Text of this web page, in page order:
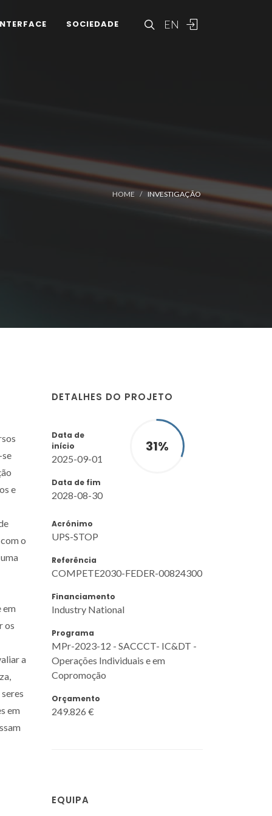
EN
SOCIEDADE
HOME INVESTIGAÇÃO
DETALHES DO PROJETO
Data de
início
2025-09-01
Data de fim
2028-08-30
31%
Acrónimo
UPS-STOP
Referência
COMPETE2030-FEDER-00824300
Financiamento
Industry National
Programa
MPr-2023-12 - SACCCT- IC&DT -
Operações Individuais e em
Copromoção
Orçamento
249.826 €
EQUIPA
e
o
em
os
a
em